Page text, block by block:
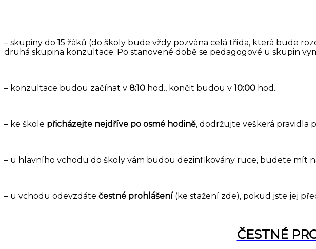
– skupiny do 15 žáků (do školy bude vždy pozvána celá třída, která bude
druhá skupina konzultace. Po stanovené době se pedagogové u skupin
– konzultace budou začínat v 8:10 hod., končit budou v 10:00 hod.
– ke škole přicházejte nejdříve po osmé hodině, dodržujte veškerá pravidla
– u hlavního vchodu do školy vám budou dezinfikovány ruce, budete mít
– u vchodu odevzdáte čestné prohlášení(ke stažení zde), pokud jste jej
ČESTNÉ